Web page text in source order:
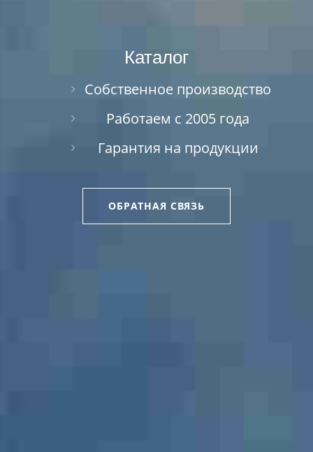
Каталог
Собственное производство
Работаем с 2005 года
Гарантия на продукции
ОБРАТНАЯ СВЯЗЬ